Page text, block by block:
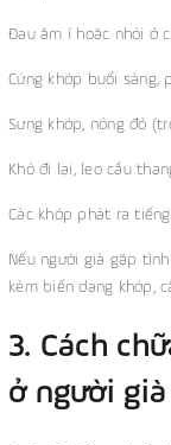
Đau âm ỉ hoặc nhói ở
Cứng khớp buổi sáng,
Sưng khớp, nóng đỏ
Khó đi lại, leo cầu
Các khớp phát ra
Nếu người già gặp
kèm biến dạng khớp,
3. Cách
ở người